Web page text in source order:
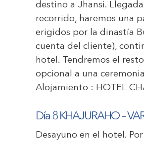
destino a Jhansi.
recorrido, haremos una
erigidos por la dinastía
cuenta del cliente),
hotel. Tendremos el
opcional a una
Alojamiento : HOTEL
Día 8 KHAJURAHO–
Desayuno en el hotel.